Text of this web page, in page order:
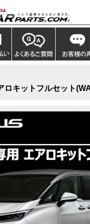
ロキットフルセット